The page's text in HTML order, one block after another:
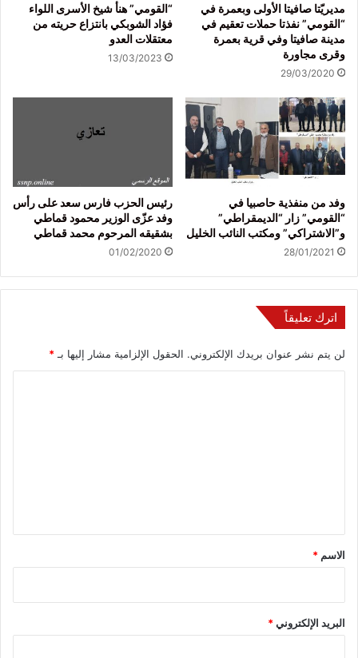
مديريّتا صافيتا الأولى وبعمرة في
“القومي” نفذتا حملات تعقيم في
مدينة صافيتا وفي قرية بعمرة
وقرى مجاورة
29/03/2020
“القومي” هنأ شيخ الأسرى اللواء
فؤاد الشوبكي بانتزاع حريته من
معتقلات العدو
13/03/2023
وفد من منفذية حاصبيا في
“القومي” زار “الديمقراطي”
و”الاشتراكي” ومكتب النائب الخليل
28/01/2021
رئيس الحزب فارس سعد على رأس
وفد عزّى الوزير محمود قماطي
بشقيقه المرحوم محمد قماطي
01/02/2020
اترك تعليقاً
لن يتم نشر عنوان بريدك الإلكتروني. الحقول الإلزامية مشار إليها بـ*
*
الاسم *
البريد الإلكتروني*